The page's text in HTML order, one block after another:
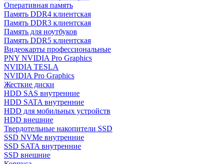
Оперативная память
Память DDR4 клиентская
Память DDR3 клиентская
Память для ноутбуков
Память DDR5 клиентская
Видеокарты профессиональные
PNY NVIDIA Pro Graphics
NVIDIA TESLA
NVIDIA Pro Graphics
Жесткие диски
HDD SAS внутренние
HDD SATA внутренние
HDD для мобильных устройств
HDD внешние
Твердотельные накопители SSD
SSD NVMe внутренние
SSD SATA внутренние
SSD внешние